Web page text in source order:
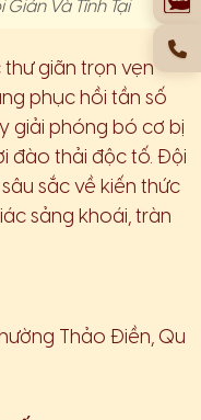
Giản Và Tĩnh Tại
giãn trọn vẹn
phục hồi tần số
giải phóng bó cơ bị
đào thải độc tố. Đội
sắc về kiến thức
sảng khoái, tràn
Thảo Điền, Qu